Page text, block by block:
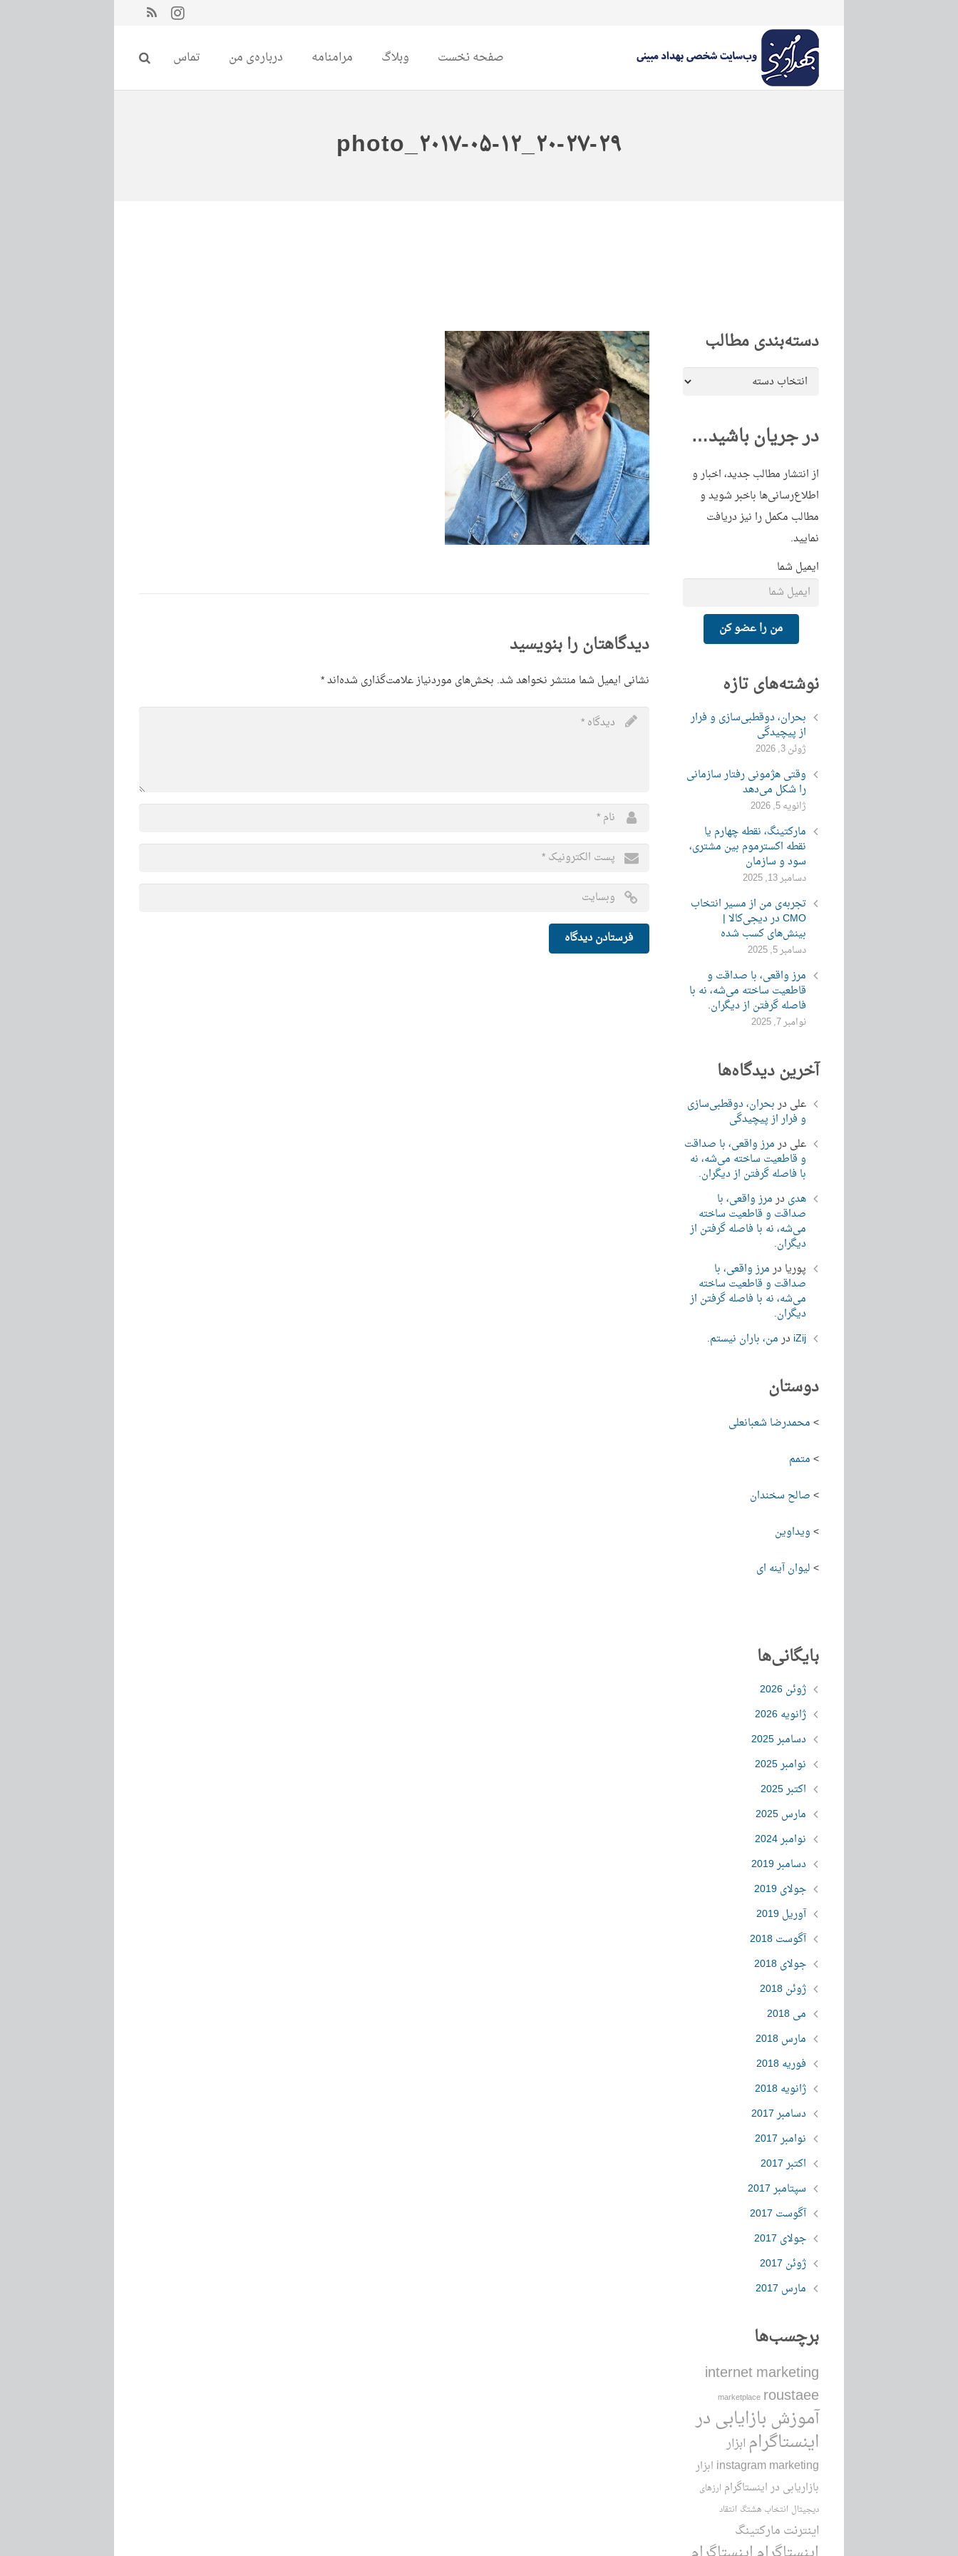
صفحه نخست وبلاگ مرامنامه درباره‌ی من تماس
photo_۲۰۱۷-۰۵-۱۲_۲۰-۲۷-۲۹
دیدگاهتان را بنویسید
نشانی ایمیل شما منتشر نخواهد شد. بخش‌های موردنیاز علامت‌گذاری شده‌اند*
دسته‌بندی مطالب
دسته‌بندی
در جریان باشید…
از انتشار مطالب جدید، اخبار و
اطلاع‌رسانی‌ها باخبر شوید و
مطالب مکمل را نیز دریافت
نمایید.
ایمیل شما
من را عضو کن
نوشته‌های تازه
بحران، دوقطبی‌سازی و فرار
از پیچیدگی
ژوئن 3, 2026
وقتی هژمونی رفتار سازمانی
را شکل می‌دهد
ژانویه 5, 2026
مارکتینگ، نقطه چهارم یا
نقطه اکسترموم بین مشتری،
سود و سازمان
دسامبر 13, 2025
تجربه‌ی من از مسیر انتخاب
CMO در دیجی‌کالا |
بینش‌های کسب شده
دسامبر 5, 2025
مرز واقعی، با صداقت و
قاطعیت ساخته می‌شه، نه با
فاصله گرفتن از دیگران.
نوامبر 7, 2025
آخرین دیدگاه‌ها
علی دربحران، دوقطبی‌سازی
و فرار از پیچیدگی
علی درمرز واقعی، با صداقت
و قاطعیت ساخته می‌شه، نه
با فاصله گرفتن از دیگران.
هدی درمرز واقعی، با
صداقت و قاطعیت ساخته
می‌شه، نه با فاصله گرفتن از
دیگران.
پوریا درمرز واقعی، با
صداقت و قاطعیت ساخته
می‌شه، نه با فاصله گرفتن از
دیگران.
iZij درمن، باران نیستم.
دوستان
>محمدرضا شعبانعلی
>متمم
>صالح سخندان
>ویداوین
>لیوان آینه ای
بایگانی‌ها
ژوئن 2026
ژانویه 2026
دسامبر 2025
نوامبر 2025
اکتبر 2025
مارس 2025
نوامبر 2024
دسامبر 2019
جولای 2019
آوریل 2019
آگوست 2018
جولای 2018
ژوئن 2018
می 2018
مارس 2018
فوریه 2018
ژانویه 2018
دسامبر 2017
نوامبر 2017
اکتبر 2017
سپتامبر 2017
آگوست 2017
جولای 2017
ژوئن 2017
مارس 2017
برچسب‌ها
internet marketing
marketplace roustaee
آموزش بازایابی در
اینستاگرام ابزار
instagram marketing ابزار
بازاریابی در اینستاگرام ارزهای
دیجیتال انتخاب هشتگ انتقاد
اینترنت مارکتینگ